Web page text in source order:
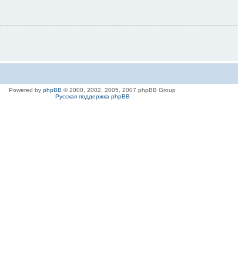
Powered by phpBB © 2000, 2002, 2005, 2007 phpBB Group
Русская поддержка phpBB